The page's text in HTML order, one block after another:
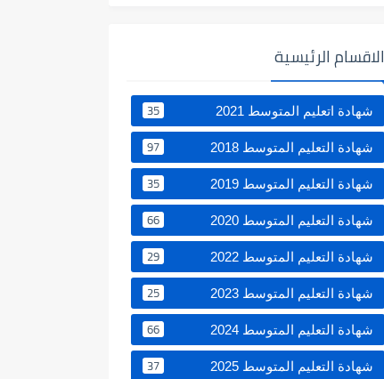
الاقسام الرئيسية
شهادة اتعليم المتوسط 2021 35
شهادة التعليم المتوسط 2018 97
شهادة التعليم المتوسط 2019 35
شهادة التعليم المتوسط 2020 66
شهادة التعليم المتوسط 2022 29
شهادة التعليم المتوسط 2023 25
شهادة التعليم المتوسط 2024 66
شهادة التعليم المتوسط 2025 37